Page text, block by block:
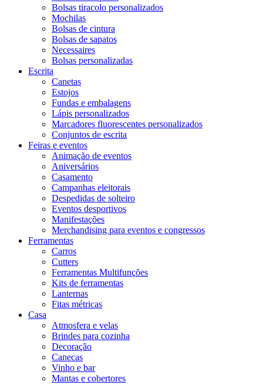
Bolsas tiracolo personalizados
Mochilas
Bolsas de cintura
Bolsas de sapatos
Necessaires
Bolsas personalizadas
Escrita
Canetas
Estojos
Fundas e embalagens
Lápis personalizados
Marcadores fluorescentes personalizados
Conjuntos de escrita
Feiras e eventos
Animação de eventos
Aniversários
Casamento
Campanhas eleitorais
Despedidas de solteiro
Eventos desportivos
Manifestações
Merchandising para eventos e congressos
Ferramentas
Carros
Cutters
Ferramentas Multifunções
Kits de ferramentas
Lanternas
Fitas métricas
Casa
Atmosfera e velas
Brindes para cozinha
Decoração
Canecas
Vinho e bar
Mantas e cobertores